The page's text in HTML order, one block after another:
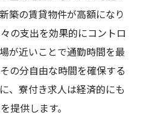
築の賃貸物件が高額になり
の支出を効果的にコントロ
が近いことで通勤時間を最
の分自由な時間を確保する
、寮付き求人は経済的にも
提供します。